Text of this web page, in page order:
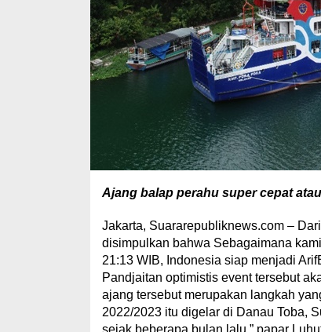
Ajang balap perahu super cepat
Jakarta, Suararepubliknews.com –
disimpulkan bahwa Sebagaimana
21:13 WIB, Indonesia siap menjadi
Pandjaitan optimistis event tersebut
ajang tersebut merupakan langkah
2022/2023 itu digelar di Danau Toba,
sejak beberapa bulan lalu,” papar